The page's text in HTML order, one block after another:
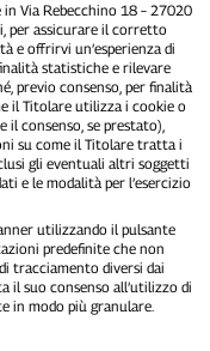
indipendente
- Tribunale di Pavia
Srls- P.IVA
- Vicedirettore:Federico
Policy
su P300.it"
2026
Via Rebecchino 18 – 27020
per assicurare il corretto
e offrirvi un’esperienza di
statistiche e rilevare
previo consenso, per finalità
il Titolare utilizza i cookie o
il consenso, se prestato),
su come il Titolare tratta i
gli eventuali altri soggetti
e le modalità per l’esercizio
utilizzando il pulsante
predefinite che non
tracciamento diversi dai
il suo consenso all’utilizzo di
in modo più granulare.